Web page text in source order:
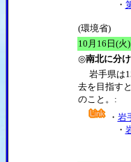
・
(環境省)
10月16日(火)
◎南北に分
岩手県は
去を目指す
のこと。:
・ 岩
・